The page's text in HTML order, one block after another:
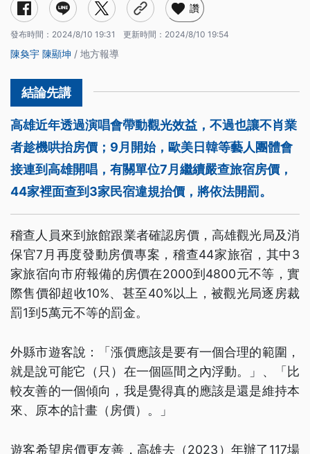
讚
發布時間： 2024/8/10 19:31 更新時間： 2024/8/10 19:54
陳奐宇 陳顯坤 / 地方報導
高雄近年透過演唱會帶動觀光效益，不過也讓不肖業
者趁機哄抬房價；9月開始，歐美日韓等藝人團體會
接連到高雄開唱，有關單位7月繼續嚴查旅宿房價，
44家裡面查到3家民宿違規抬價，將依法開罰。
稽查人員來到旅館跟業者確認房價，高雄觀光局及消
保官7月再度發動房價專案，稽查44家旅宿，其中3
家旅宿向市府報備的房價在2000到4800元不等，實
際售價卻超收10%、甚至40%以上，被觀光局逐房裁
罰1到5萬元不等的罰金。
外縣市遊客說：「漲價應該是要有一個合理的範圍，
就是說可能它（只）在一個區間之內浮動。」、「比
較友善的一個傾向，我是覺得真的應該是還是維持本
來、原本的計畫（房價）。」
遊客希望房價更友善，高雄去（2023）年辦了117場